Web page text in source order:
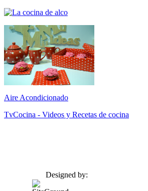
Aire Acondicionado
TvCocina - Videos y Recetas de cocina
Designed by: